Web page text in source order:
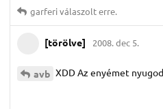
garferiválaszolt erre.
[törölve] 2008. dec 5.
avb XDD Az enyémet